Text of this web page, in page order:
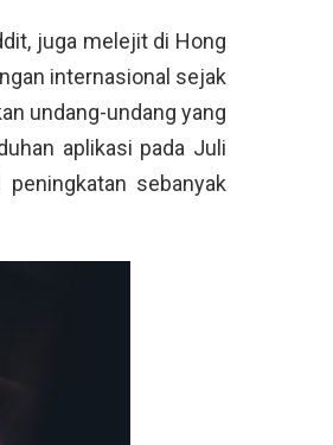
juga melejit di Hong
internasional sejak
undang-undang yang
aplikasi pada Juli
sebanyak